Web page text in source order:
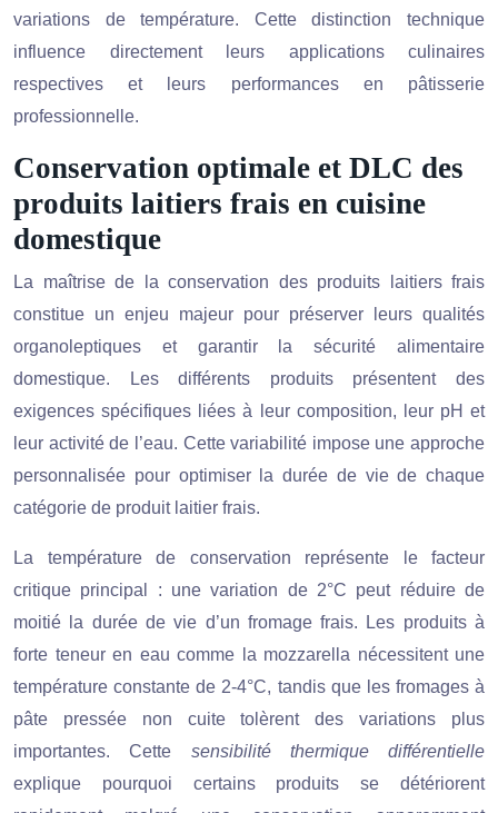
variations de température. Cette distinction technique
influence directement leurs applications culinaires
respectives et leurs performances en pâtisserie
professionnelle.
Conservation optimale et DLC des
produits laitiers frais en cuisine
domestique
La maîtrise de la conservation des produits laitiers frais
constitue un enjeu majeur pour préserver leurs qualités
organoleptiques et garantir la sécurité alimentaire
domestique. Les différents produits présentent des
exigences spécifiques liées à leur composition, leur pH et
leur activité de l’eau. Cette variabilité impose une approche
personnalisée pour optimiser la durée de vie de chaque
catégorie de produit laitier frais.
La température de conservation représente le facteur
critique principal : une variation de 2°C peut réduire de
moitié la durée de vie d’un fromage frais. Les produits à
forte teneur en eau comme la mozzarella nécessitent une
température constante de 2-4°C, tandis que les fromages à
pâte pressée non cuite tolèrent des variations plus
importantes. Cette sensibilité thermique différentielle
explique pourquoi certains produits se détériorent